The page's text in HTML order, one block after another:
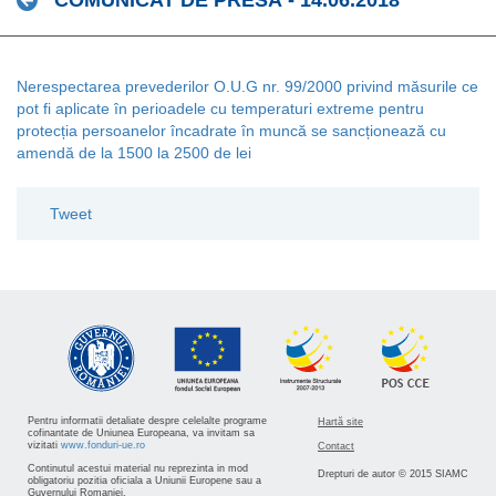
Nerespectarea prevederilor O.U.G nr. 99/2000 privind măsurile ce
pot fi aplicate în perioadele cu temperaturi extreme pentru
protecția persoanelor încadrate în muncă se sancționează cu
amendă de la 1500 la 2500 de lei
Tweet
Pentru informatii detaliate despre celelalte programe
cofinantate de Uniunea Europeana, va invitam sa
vizitati www.fonduri-ue.ro
Continutul acestui material nu reprezinta in mod
obligatoriu pozitia oficiala a Uniunii Europene sau a
Guvernului Romaniei.
Hartă site
Contact
Drepturi de autor © 2015 SIAMC